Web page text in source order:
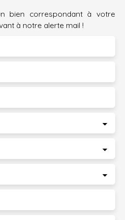
bien correspondant à votre
à notre alerte mail !